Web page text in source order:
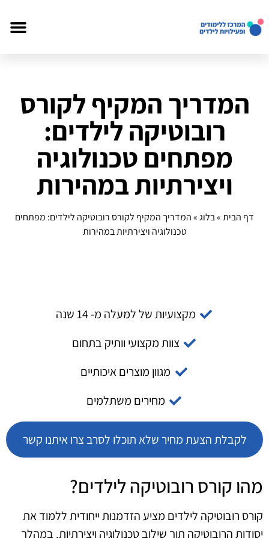
המדריך המקיף לקורס
רובוטיקה לילדים:
מפתחים טכנולוגיה
ויצירתיות במהירות
דף הבית»בלוג»המדריך המקיף לקורס רובוטיקה לילדים: מפתחים
טכנולוגיה ויצירתיות במהירות
מקצועיות של למעלה מ- 14 שנה
צוות מקצועי וותיק בתחום
מגוון מוצרים איכותיים
מחירים משתלמים
לקבלת הצעת מחיר שלא תוכלו לסרב צרו איתנו קשר
מהו קורס רובוטיקה לילדים?
קורס רובוטיקה לילדים מציע הזדמנות ייחודית ללמוד את
יסודות הרובוטיקה תוך שילוב טכנולוגיה ויצירתיות. במהלך